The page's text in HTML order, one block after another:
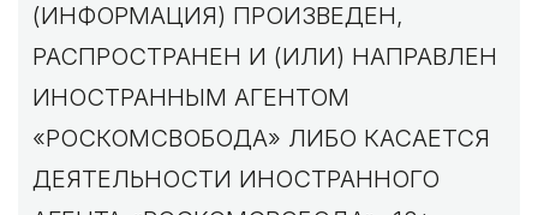
(ИНФОРМАЦИЯ) ПРОИЗВЕДЕН,
РАСПРОСТРАНЕН И (ИЛИ) НАПРАВЛЕН
ИНОСТРАННЫМ АГЕНТОМ
«РОСКОМСВОБОДА» ЛИБО КАСАЕТСЯ
ДЕЯТЕЛЬНОСТИ ИНОСТРАННОГО